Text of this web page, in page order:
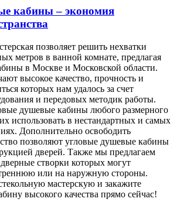
кабины – экономия
позволяет решить нехватки
метров в ванной комнате, предлагая
в Москве и Московской области.
высокое качество, прочность и
которых нам удалось за счет
и передовых методик работы.
душевые кабины любого размерного
использовать в нестандартных и самых
Дополнительно освободить
позволяют угловые душевые кабины
дверей. Также мы предлагаем
створки которых могут
или на наружную стороны.
мастерскую и закажите
высокого качества прямо сейчас!